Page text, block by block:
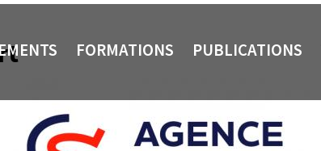
FORMATIONS PUBLICATIONS